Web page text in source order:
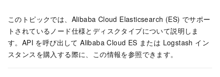
このトピックでは、Alibaba Cloud Elasticsearch (ES) でサポー
トされているノード仕様とディスクタイプについて説明しま
す。API を呼び出して Alibaba Cloud ES または Logstash イン
スタンスを購入する際に、この情報を参照できます。